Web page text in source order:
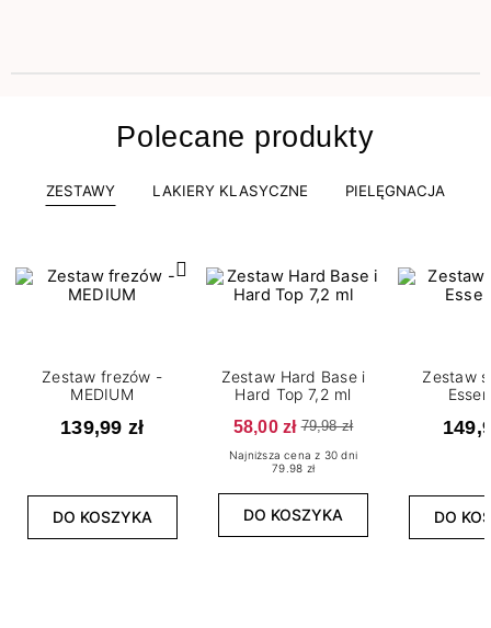
Polecane produkty
ZESTAWY LAKIERY KLASYCZNE PIELĘGNACJA
Zestaw frezów -
MEDIUM
139,99 zł
DO KOSZYKA
Zestaw Hard Base i
Hard Top 7,2 ml
58,00 zł 79,98 zł
Najniższa cena z 30 dni
79.98 zł
DO KOSZYKA
Zestaw
DO